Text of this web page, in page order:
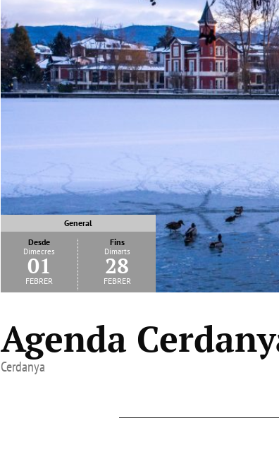
General
Desde
Dimecres
01
febrer
Fins
Dimarts
28
febrer
Agenda
Cerdanya